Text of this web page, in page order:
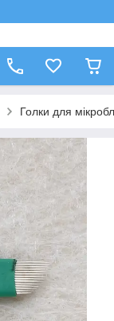
Голки для